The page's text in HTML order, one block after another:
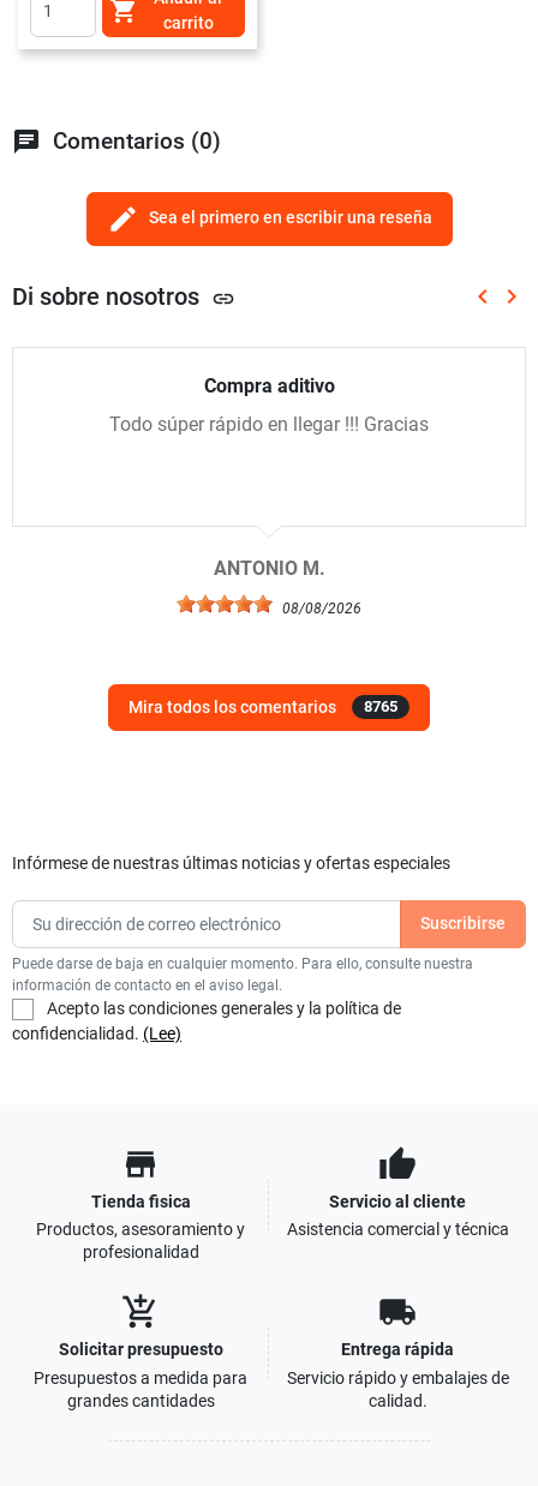

carrito
chat Comentarios (0)
edit Sea el primero en escribir una reseña
Di sobre nosotros link keyboard_arrow_left keyboard_arrow_right
Compra aditivo
Todo súper rápido en llegar !!! Gracias
ANTONIO M.
08/08/2026
Mira todos los comentarios 8765
Infórmese de nuestras últimas noticias y ofertas especiales
Puede darse de baja en cualquier momento. Para ello, consulte nuestra
información de contacto en el aviso legal.
Acepto las condiciones generales y la política de
confidencialidad. (Lee)
store
Tienda fisica
Productos, asesoramiento y
profesionalidad
thumb_up
Servicio al cliente
Asistencia comercial y técnica
add_shopping_cart
Solicitar presupuesto
Presupuestos a medida para
grandes cantidades
local_shipping
Entrega rápida
Servicio rápido y embalajes de
calidad.